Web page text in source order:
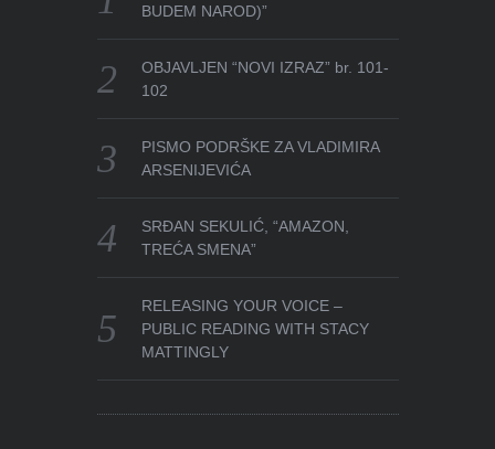
BUDEM NAROD)”
OBJAVLJEN “NOVI IZRAZ” br. 101-
102
PISMO PODRŠKE ZA VLADIMIRA
ARSENIJEVIĆA
SRĐAN SEKULIĆ, “AMAZON,
TREĆA SMENA”
RELEASING YOUR VOICE –
PUBLIC READING WITH STACY
MATTINGLY